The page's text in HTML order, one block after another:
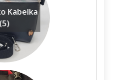
Kabelka
(5)